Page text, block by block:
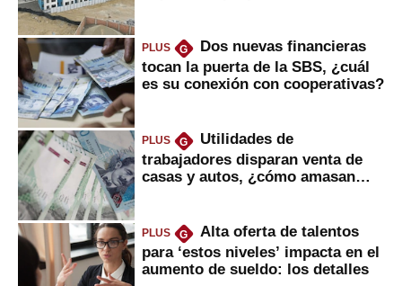
PLUS G
Dos nuevas financieras
tocan la puerta de la SBS, ¿cuál
es su conexión con cooperativas?
PLUS G
Utilidades de
trabajadores disparan venta de
casas y autos, ¿cómo amasan
PLUS G
Alta oferta de talentos
para ‘estos niveles’ impacta en el
aumento de sueldo: los detalles